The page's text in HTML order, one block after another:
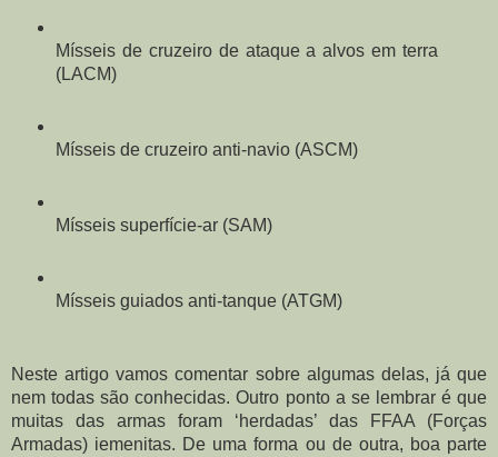
Mísseis de cruzeiro de ataque a alvos em terra
(LACM)
Mísseis de cruzeiro anti-navio (ASCM)
Mísseis superfície-ar (SAM)
Mísseis guiados anti-tanque (ATGM)
Neste artigo vamos comentar sobre algumas delas, já que
nem todas são conhecidas. Outro ponto a se lembrar é que
muitas das armas foram ‘herdadas’ das FFAA (Forças
Armadas) iemenitas. De uma forma ou de outra, boa parte